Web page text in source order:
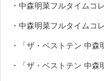
・中森明菜フルタイムコ
・中森明菜フルタイムコ
・「ザ・ベストテン 中
・「ザ・ベストテン 中